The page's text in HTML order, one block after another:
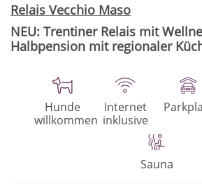
Relais Vecchio Maso
NEU: Trentiner Relais mit
Halbpension mit regionaler
Hunde
willkommen
Internet
inklusive
Sauna